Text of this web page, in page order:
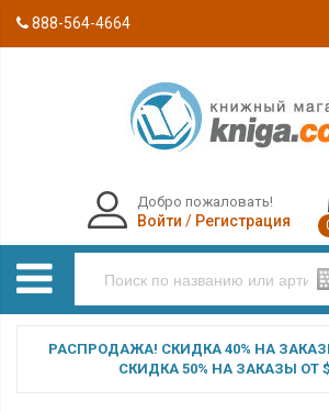
888-564-4664
Добро пожаловать!
Войти / Регистрация
РАСПРОДАЖА! СКИДКА 40% НА
СКИДКА 50% НА ЗАКАЗЫ ОТ